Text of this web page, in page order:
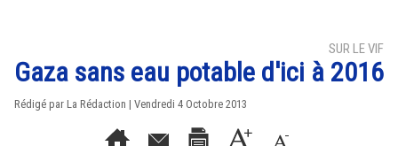
SUR LE VIF
Gaza sans eau potable d'ici à 2016
Rédigé par La Rédaction | Vendredi 4 Octobre 2013